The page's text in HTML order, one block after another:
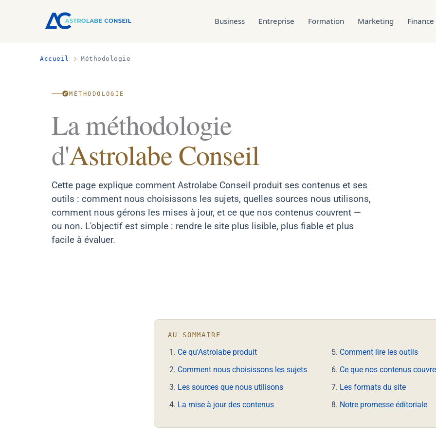
Business Entreprise Formation Marketing Finance
Accueil Méthodologie
MÉTHODOLOGIE
La méthodologie
d'Astrolabe Conseil
Cette page explique comment Astrolabe Conseil produit ses contenus et ses
outils : comment nous choisissons les sujets, quelles sources nous utilisons,
comment nous gérons les mises à jour, et ce que nos contenus couvrent —
ou non. L'objectif est simple : rendre le site plus lisible, plus fiable et plus
facile à évaluer.
AU SOMMAIRE
Ce qu'Astrolabe produit
Comment nous choisissons les sujets
Les sources que nous utilisons
La mise à jour des contenus
Comment lire les outils
Ce que nos contenus
Les formats du site
Notre promesse éditoriale